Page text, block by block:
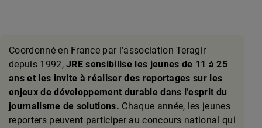
Coordonné en France par l’association Teragir
depuis 1992,JRE sensibilise les jeunes de 11 à 25
ans et les invite à réaliser des reportages sur les
enjeux de développement durable dans l’esprit du
journalisme de solutions. Chaque année, les jeunes
reporters peuvent participer au concours national qui